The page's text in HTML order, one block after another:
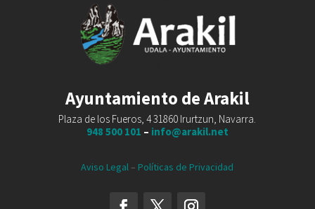
Ayuntamiento de Arakil
Plaza de los Fueros, 4 31860 Irurtzun, Navarra.
948 500 101 – info@arakil.net
Aviso Legal– Políticas de Privacidad